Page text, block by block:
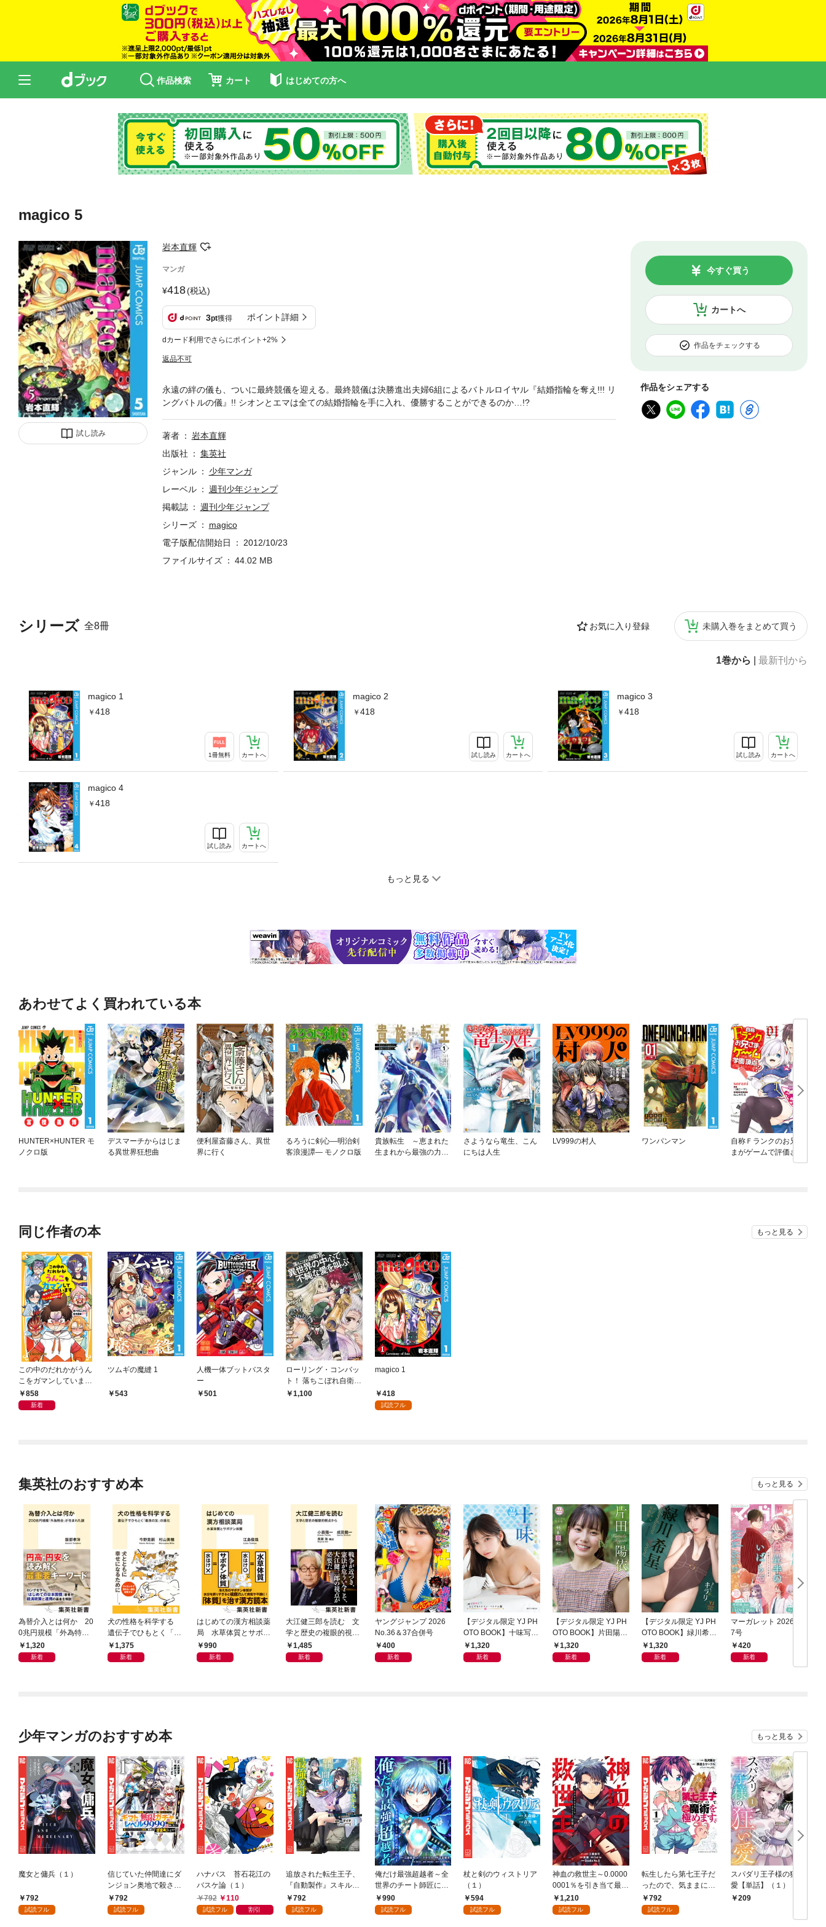
作品検索 カート はじめての方へ
magico 5
試し読み
岩本直輝
マンガ
418(税込)
3pt獲得 ポイント詳細
dカード利用でさらにポイント+2%
返品不可
カートへ
今すぐ買う
作品をチェックする
作品をシェアする
シリーズ 全8冊 お気に入り登録 未購入巻をまとめて買う
1巻から 最新刊から
magico 1
418
1冊無料 カートへ
magico 2
418
試し読み カートへ
magico 3
418
試し読み カートへ
magico 4
418
試し読み カートへ
もっと見る
永遠の絆の儀も、ついに最終競儀を迎える。最終競儀は決勝進出夫婦6組によるバトルロイヤル『結婚指輪を奪え!!! リ
ングバトルの儀』!! シオンとエマは全ての結婚指輪を手に入れ、優勝することができるのか…!?
著者
岩本直輝
出版社
集英社
ジャンル
少年マンガ
レーベル
週刊少年ジャンプ
掲載誌
週刊少年ジャンプ
シリーズ
magico
電子版配信開始日
2012/10/23
ファイルサイズ
44.02 MB
あわせてよく買われている本
HUNTER×HUNTER モ
ノクロ版
デスマーチからはじま
る異世界狂想曲
便利屋斎藤さん、異世
界に行く
るろうに剣心—明治剣
客浪漫譚— モノクロ版
貴族転生 ～恵まれた
生まれから最強の力を
さようなら竜生、こん
にちは人生
LV999の村人 ワンパンマン
自称Ｆランクのお兄さ
まがゲームで評価され
る学園の頂点に君臨す
同じ作者の本 もっと見る
この中のだれかがうん
こをガマンしていま
す 爆発寸前！？ ５
時間目はうんこ人狼の
858
新着
ツムギの魔縫 1
543
人機一体ブットバスタ
ー
501
ローリング・コンバッ
ト！ 落ちこぼれ自衛
官、異世界の中心で不
1,100
magico 1
418
試読フル
集英社のおすすめ本 もっと見る
為替介入とは何か 20
0兆円規模「外為特
会」が生まれた謎
1,320
新着
犬の性格を科学する
遺伝子でひもとく「最
良の友」の進化
1,375
新着
はじめての漢方相談薬
局 水草体質とサボテ
ン体質
990
新着
大江健三郎を読む 文
学と歴史の複眼的視点
から1,485
新着
ヤングジャンプ 2026
No.36＆37合併号
400
新着
【デジタル限定 YJ PH
OTO BOOK】十味写真
集「続・『ぽみ』！？
どこでもトレイン・ベ
1,320
新着
【デジタル限定 YJ PH
OTO BOOK】片田陽依
写真集「羽色日和」
1,320
新着
【デジタル限定 YJ PH
OTO BOOK】緑川希星
写真集「きらら、キラ
リ」
1,320
新着
マーガレット 2026年1
7号
420
新着
少年マンガのおすすめ本 もっと見る
魔女と傭兵（１）
792
試読フル
信じていた仲間達にダ
ンジョン奥地で殺され
かけたがギフト『無限
ガチャ』でレベル９９
792
試読フル
ハナバス 苔石花江の
バスケ論（１）
792
110
試読フル 割引
追放された転生王子、
『自動製作』スキルで
領地を爆速で開拓し最
強の村を作ってしまう
792
試読フル
俺だけ最強超越者～全
世界のチート師匠に認
められた～【単行本】
（１）
990
試読フル
杖と剣のウィストリア
（１）
594
試読フル
神血の救世主～0.0000
0001％を引き当て最強
へ～【電子書籍特典
付】（１）
1,210
試読フル
転生したら第七王子だ
ったので、気ままに魔
術を極めます（１）
792
試読フル
スパダリ王子様の狂い
愛【単話】（１）
209